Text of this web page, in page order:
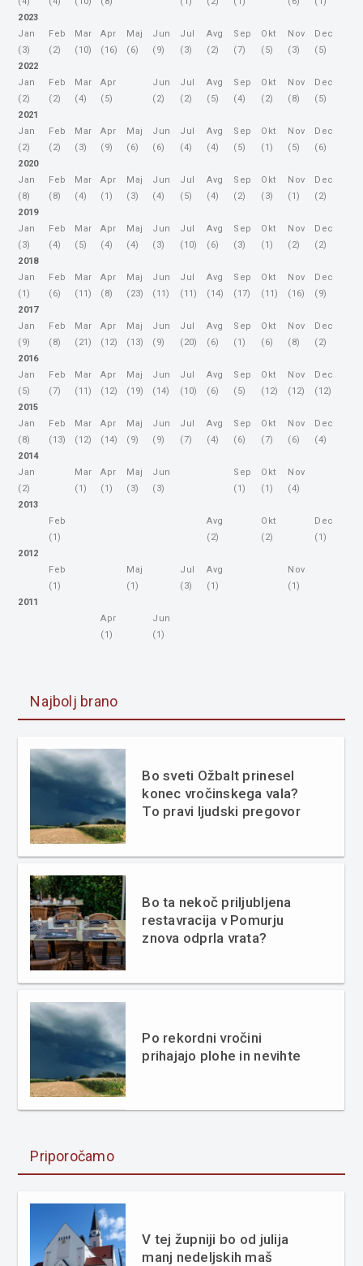
2023
Jan
(3)
Feb
(2)
Mar
(10)
Apr
(16)
Maj
(6)
Jun
(9)
Jul
(3)
Avg
(2)
Sep
(7)
Okt
(5)
Nov
(3)
Dec
(5)
2022
Jan
(2)
Feb
(2)
Mar
(4)
Apr
(5)
Jun
(2)
Jul
(2)
Avg
(5)
Sep
(4)
Okt
(2)
Nov
(8)
Dec
(5)
2021
Jan
(2)
Feb
(2)
Mar
(3)
Apr
(9)
Maj
(6)
Jun
(6)
Jul
(4)
Avg
(4)
Sep
(5)
Okt
(1)
Nov
(5)
Dec
(6)
2020
Jan
(8)
Feb
(8)
Mar
(4)
Apr
(1)
Maj
(3)
Jun
(4)
Jul
(5)
Avg
(4)
Sep
(2)
Okt
(3)
Nov
(1)
Dec
(2)
2019
Jan
(3)
Feb
(4)
Mar
(5)
Apr
(4)
Maj
(4)
Jun
(3)
Jul
(10)
Avg
(6)
Sep
(3)
Okt
(1)
Nov
(2)
Dec
(2)
2018
Jan
(1)
Feb
(6)
Mar
(11)
Apr
(8)
Maj
(23)
Jun
(11)
Jul
(11)
Avg
(14)
Sep
(17)
Okt
(11)
Nov
(16)
Dec
(9)
2017
Jan
(9)
Feb
(8)
Mar
(21)
Apr
(12)
Maj
(13)
Jun
(9)
Jul
(20)
Avg
(6)
Sep
(1)
Okt
(6)
Nov
(8)
Dec
(2)
2016
Jan
(5)
Feb
(7)
Mar
(11)
Apr
(12)
Maj
(19)
Jun
(14)
Jul
(10)
Avg
(6)
Sep
(5)
Okt
(12)
Nov
(12)
Dec
(12)
2015
Jan
(8)
Feb
(13)
Mar
(12)
Apr
(14)
Maj
(9)
Jun
(9)
Jul
(7)
Avg
(4)
Sep
(6)
Okt
(7)
Nov
(6)
Dec
(4)
2014
Jan
(2)
Mar
(1)
Apr
(1)
Maj
(3)
Jun
(3)
Sep
(1)
Okt
(1)
Nov
(4)
2013
Feb
(1)
Avg
(2)
Okt
(2)
Dec
(1)
2012
Feb
(1)
Maj
(1)
Jul
(3)
Avg
(1)
Nov
(1)
2011
Apr
(1)
Jun
(1)
Najbolj brano
Bo sveti Ožbalt prinesel
konec vročinskega vala?
To pravi ljudski pregovor
Bo ta nekoč priljubljena
restavracija v Pomurju
znova odprla vrata?
Po rekordni vročini
prihajajo plohe in nevihte
Priporočamo
V tej župniji bo od julija
manj nedeljskih maš